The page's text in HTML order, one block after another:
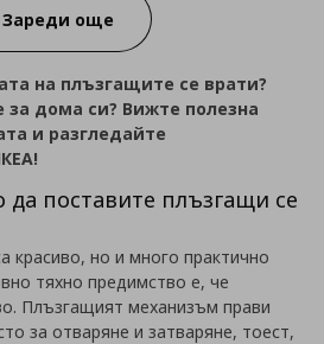
Зареди още
на плъзгащите се врати?
дома си? Вижте полезна
и разгледайте
да поставите плъзгащи се
красиво, но и много практично
тяхно предимство е, че
Плъзгащият механизъм прави
за отваряне и затваряне, тоест,